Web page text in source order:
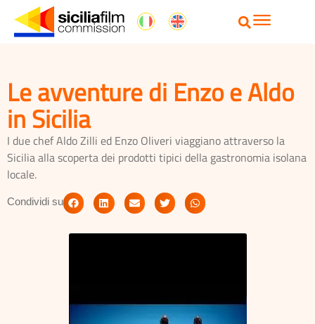
Le avventure di Enzo e Aldo
in Sicilia
I due chef Aldo Zilli ed Enzo Oliveri viaggiano attraverso la
Sicilia alla scoperta dei prodotti tipici della gastronomia isolana
locale.
Condividi su